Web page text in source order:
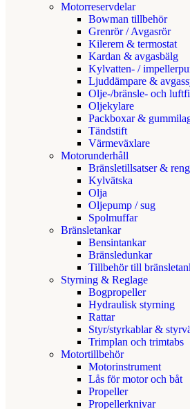
Motorreservdelar
Bowman tillbehör
Grenrör / Avgasrör
Kilerem & termostat
Kardan & avgasbälg
Kylvatten- /
Ljuddämpare &
Olje-/bränsle- och
Oljekylare
Packboxar &
Tändstift
Värmeväxlare
Motorunderhåll
Bränsletillsatser &
Kylvätska
Olja
Oljepump / sug
Spolmuffar
Bränsletankar
Bensintankar
Bränsledunkar
Tillbehör till
Styrning & Reglage
Bogpropeller
Hydraulisk styrning
Rattar
Styr/styrkablar &
Trimplan och trimtabs
Motortillbehör
Motorinstrument
Lås för motor och båt
Propeller
Propellerknivar